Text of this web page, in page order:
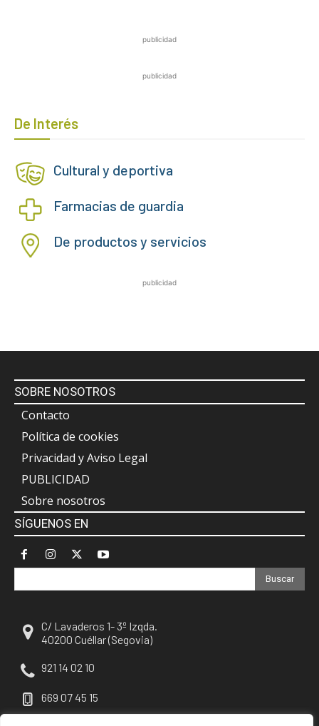
publicidad
publicidad
De Interés
Cultural y deportiva
Farmacias de guardia
De productos y servicios
publicidad
SOBRE NOSOTROS
Contacto
Política de cookies
Privacidad y Aviso Legal
PUBLICIDAD
Sobre nosotros
SÍGUENOS EN
Buscar
C/ Lavaderos 1- 3º Izqda.
40200 Cuéllar (Segovia)
921 14 02 10
669 07 45 15